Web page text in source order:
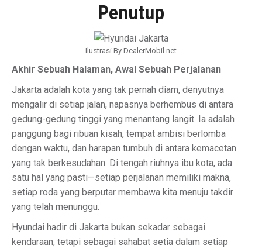
Penutup
Ilustrasi By DealerMobil.net
Akhir Sebuah Halaman, Awal Sebuah Perjalanan
Jakarta adalah kota yang tak pernah diam, denyutnya
mengalir di setiap jalan, napasnya berhembus di antara
gedung-gedung tinggi yang menantang langit. Ia adalah
panggung bagi ribuan kisah, tempat ambisi berlomba
dengan waktu, dan harapan tumbuh di antara kemacetan
yang tak berkesudahan. Di tengah riuhnya ibu kota, ada
satu hal yang pasti—setiap perjalanan memiliki makna,
setiap roda yang berputar membawa kita menuju takdir
yang telah menunggu.
Hyundai hadir di Jakarta bukan sekadar sebagai
kendaraan, tetapi sebagai sahabat setia dalam setiap